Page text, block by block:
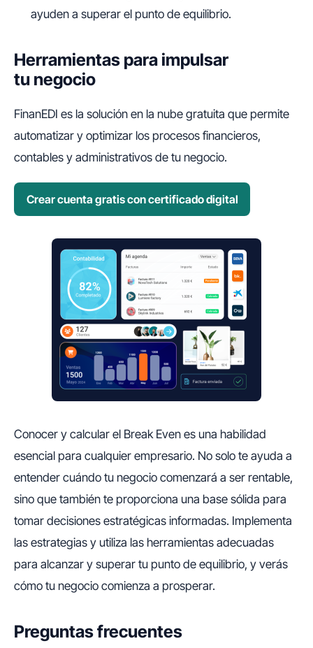
ayuden a superar el punto de equilibrio.
Herramientas para impulsar
tu negocio
FinanEDI es la solución en la nube gratuita que permite
automatizar y optimizar los procesos financieros,
contables y administrativos de tu negocio.
Crear cuenta gratis con certificado digital
Conocer y calcular el Break Even es una habilidad
esencial para cualquier empresario. No solo te ayuda a
entender cuándo tu negocio comenzará a ser rentable,
sino que también te proporciona una base sólida para
tomar decisiones estratégicas informadas. Implementa
las estrategias y utiliza las herramientas adecuadas
para alcanzar y superar tu punto de equilibrio, y verás
cómo tu negocio comienza a prosperar.
Preguntas frecuentes